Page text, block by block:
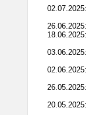
02.07.2025:
26.06.2025:
18.06.2025:
03.06.2025:
02.06.2025:
26.05.2025:
20.05.2025: